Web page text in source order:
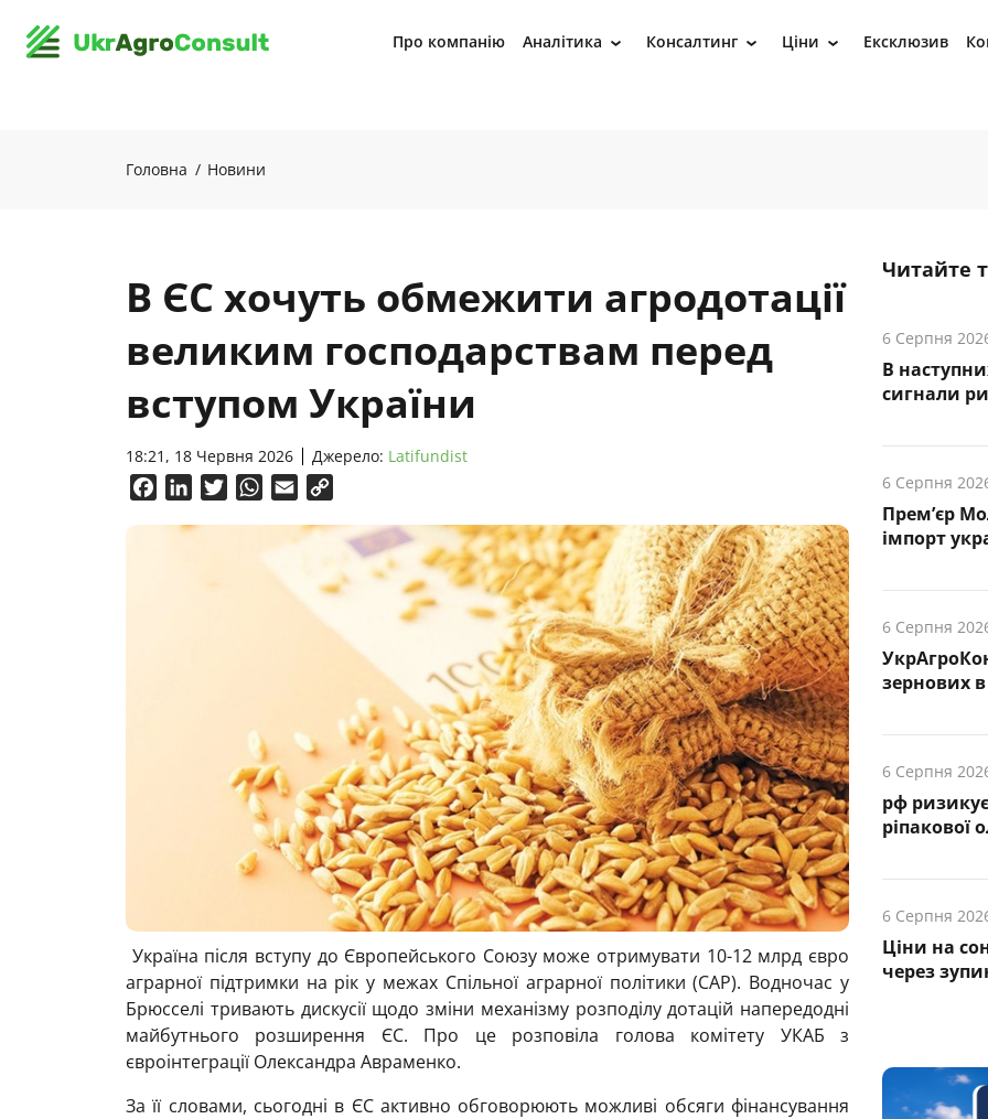
Про компанію Аналітика › Консалтинг › Ціни › Ексклюзив
Головна Новини
В ЄС хочуть обмежити агродотації
великим господарствам перед
вступом України
18:21, 18 Червня 2026 Джерело: Latifundist
FacebookLinkedInTwitterWhatsApp
Email
Україна після вступу до Європейського Союзу може отримувати 10-12 млрд євро
аграрної підтримки на рік у межах Спільної аграрної політики (CAP). Водночас у
Брюсселі тривають дискусії щодо зміни механізму розподілу дотацій напередодні
майбутнього розширення ЄС. Про це розповіла голова комітету УКАБ з
євроінтеграції Олександра Авраменко.
За її словами, сьогодні в ЄС активно обговорюють можливі обсяги фінансування
Читайте
6 Серпня
В
cигнали
6 Серпня
Прем’єр
імпорт
6 Серпня
зернових
6 Серпня
рф
ріпакової
6 Серпня
Ціни на
через